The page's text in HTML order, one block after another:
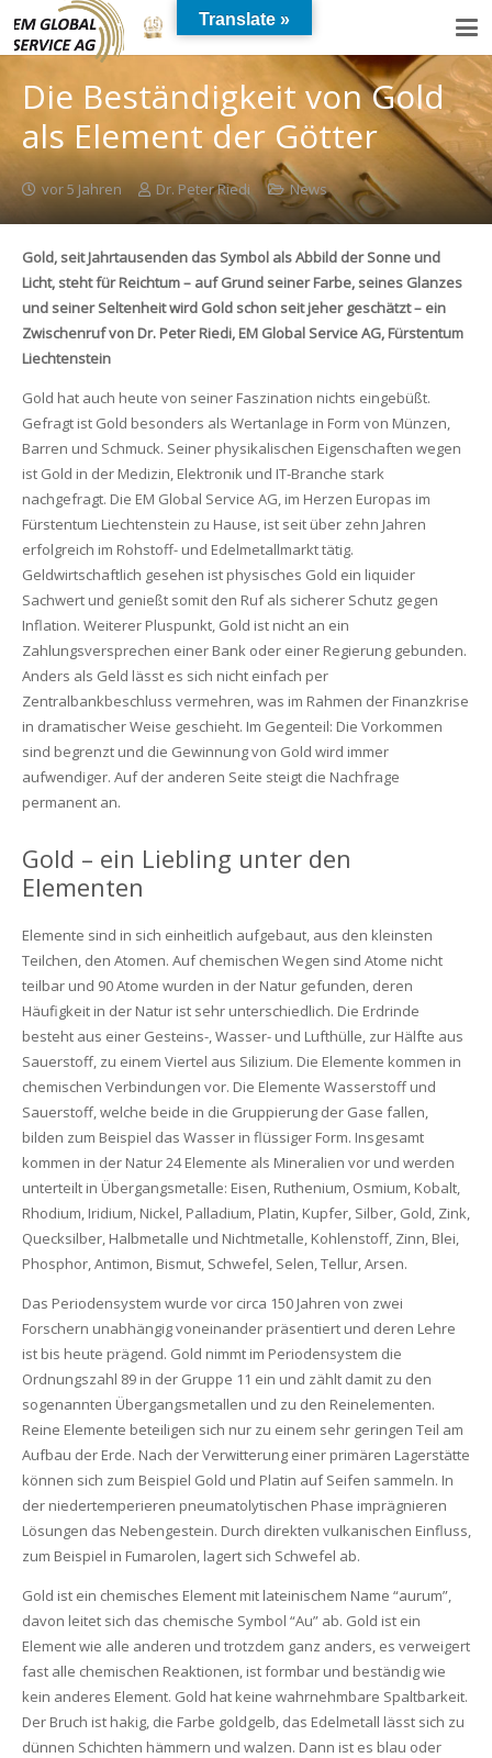
Die Beständigkeit von Gold
als Element der Götter
vor 5 Jahren Dr. Peter Riedi News
Gold, seit Jahrtausenden das Symbol als Abbild der Sonne und
Licht, steht für Reichtum – auf Grund seiner Farbe, seines Glanzes
und seiner Seltenheit wird Gold schon seit jeher geschätzt – ein
Zwischenruf von Dr. Peter Riedi, EM Global Service AG, Fürstentum
Liechtenstein
Gold hat auch heute von seiner Faszination nichts eingebüßt.
Gefragt ist Gold besonders als Wertanlage in Form von Münzen,
Barren und Schmuck. Seiner physikalischen Eigenschaften wegen
ist Gold in der Medizin, Elektronik und IT-Branche stark
nachgefragt. Die EM Global Service AG, im Herzen Europas im
Fürstentum Liechtenstein zu Hause, ist seit über zehn Jahren
erfolgreich im Rohstoff- und Edelmetallmarkt tätig.
Geldwirtschaftlich gesehen ist physisches Gold ein liquider
Sachwert und genießt somit den Ruf als sicherer Schutz gegen
Inflation. Weiterer Pluspunkt, Gold ist nicht an ein
Zahlungsversprechen einer Bank oder einer Regierung gebunden.
Anders als Geld lässt es sich nicht einfach per
Zentralbankbeschluss vermehren, was im Rahmen der Finanzkrise
in dramatischer Weise geschieht. Im Gegenteil: Die Vorkommen
sind begrenzt und die Gewinnung von Gold wird immer
aufwendiger. Auf der anderen Seite steigt die Nachfrage
permanent an.
Gold – ein Liebling unter den
Elementen
Elemente sind in sich einheitlich aufgebaut, aus den kleinsten
Teilchen, den Atomen. Auf chemischen Wegen sind Atome nicht
teilbar und 90 Atome wurden in der Natur gefunden, deren
Häufigkeit in der Natur ist sehr unterschiedlich. Die Erdrinde
besteht aus einer Gesteins-, Wasser- und Lufthülle, zur Hälfte aus
Sauerstoff, zu einem Viertel aus Silizium. Die Elemente kommen in
chemischen Verbindungen vor. Die Elemente Wasserstoff und
Sauerstoff, welche beide in die Gruppierung der Gase fallen,
bilden zum Beispiel das Wasser in flüssiger Form. Insgesamt
kommen in der Natur 24 Elemente als Mineralien vor und werden
unterteilt in Übergangsmetalle: Eisen, Ruthenium, Osmium, Kobalt,
Rhodium, Iridium, Nickel, Palladium, Platin, Kupfer, Silber, Gold, Zink,
Quecksilber, Halbmetalle und Nichtmetalle, Kohlenstoff, Zinn, Blei,
Phosphor, Antimon, Bismut, Schwefel, Selen, Tellur, Arsen.
Das Periodensystem wurde vor circa 150 Jahren von zwei
Forschern unabhängig voneinander präsentiert und deren Lehre
ist bis heute prägend. Gold nimmt im Periodensystem die
Ordnungszahl 89 in der Gruppe 11 ein und zählt damit zu den
sogenannten Übergangsmetallen und zu den Reinelementen.
Reine Elemente beteiligen sich nur zu einem sehr geringen Teil am
Aufbau der Erde. Nach der Verwitterung einer primären Lagerstätte
können sich zum Beispiel Gold und Platin auf Seifen sammeln. In
der niedertemperieren pneumatolytischen Phase imprägnieren
Lösungen das Nebengestein. Durch direkten vulkanischen Einfluss,
zum Beispiel in Fumarolen, lagert sich Schwefel ab.
Gold ist ein chemisches Element mit lateinischem Name “aurum”,
davon leitet sich das chemische Symbol “Au” ab. Gold ist ein
Element wie alle anderen und trotzdem ganz anders, es verweigert
fast alle chemischen Reaktionen, ist formbar und beständig wie
kein anderes Element. Gold hat keine wahrnehmbare Spaltbarkeit.
Der Bruch ist hakig, die Farbe goldgelb, das Edelmetall lässt sich zu
dünnen Schichten hämmern und walzen. Dann ist es blau oder
Translate »